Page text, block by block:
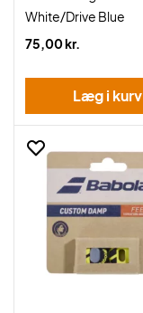
White/Drive Blue
75,00 kr.
Læg i kurv